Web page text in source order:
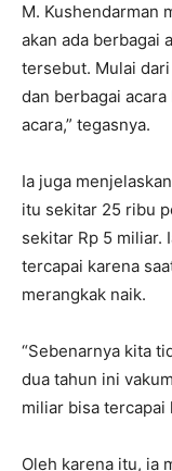
M. Kushendarman
akan ada berbagai
tersebut. Mulai
dan berbagai
acara,” tegasnya.
Ia juga
itu sekitar 25 ribu
sekitar Rp 5 miliar.
tercapai karena
merangkak naik.
“Sebenarnya kita
dua tahun ini
miliar bisa tercapai
Oleh karena itu, ia